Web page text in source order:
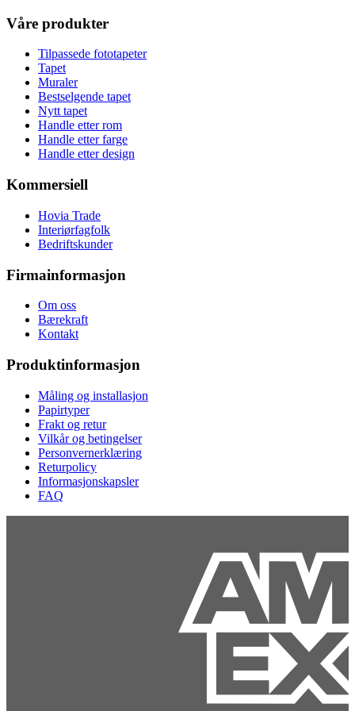
Våre produkter
Tilpassede fototapeter
Tapet
Muraler
Bestselgende tapet
Nytt tapet
Handle etter rom
Handle etter farge
Handle etter design
Kommersiell
Hovia Trade
Interiørfagfolk
Bedriftskunder
Firmainformasjon
Om oss
Bærekraft
Kontakt
Produktinformasjon
Måling og installasjon
Papirtyper
Frakt og retur
Vilkår og betingelser
Personvernerklæring
Returpolicy
Informasjonskapsler
FAQ